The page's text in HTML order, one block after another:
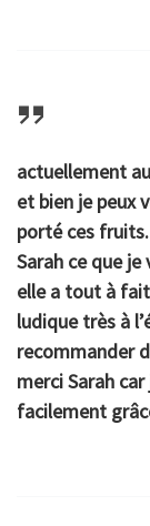
actuellement
et bien je peux
porté ces fruits.
Sarah ce que
elle a tout à
ludique très à
recommander
merci Sarah
facilement